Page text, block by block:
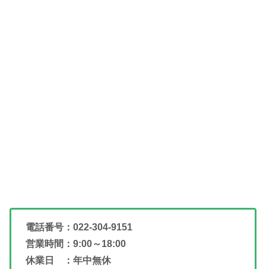
電話番号：022-304-9151
営業時間：9:00～18:00
休業日 ：年中無休